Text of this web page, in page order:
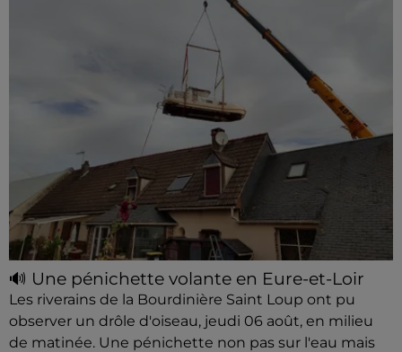
🔊 Une pénichette volante en Eure-et-Loir
Les riverains de la Bourdinière Saint Loup ont pu
observer un drôle d'oiseau, jeudi 06 août, en milieu
de matinée. Une pénichette non pas sur l'eau mais